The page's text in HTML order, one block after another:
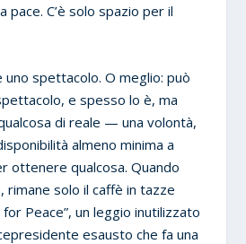
pace. C’è solo spazio per il
uno spettacolo. O meglio: può
e spesso lo è, ma
di reale — una volontà,
almeno minima a
ottenere qualcosa. Quando
rimane solo il caffè in tazze
Peace”, un leggio inutilizzato
esausto che fa una